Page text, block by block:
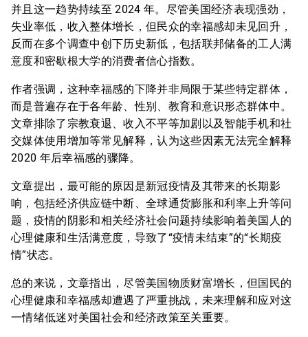
并且这一趋势持续至 2024 年。尽管美国经济表现强劲，
失业率低，收入整体增长，但民众的幸福感却未见回升，
反而在多个调查中创下历史新低，包括联邦储备的工人满
意度和密歇根大学的消费者信心指数。
作者强调，这种幸福感的下降并非局限于某些特定群体，
而是普遍存在于各年龄、性别、教育和意识形态群体中。
文章排除了宗教衰退、收入不平等加剧以及智能手机和社
交媒体使用增加等常见解释，认为这些因素无法完全解释
2020 年后幸福感的骤降。
文章提出，最可能的原因是新冠疫情及其带来的长期影
响，包括经济供应链中断、全球通货膨胀和利率上升等问
题，疫情的阴影和相关经济社会问题持续影响着美国人的
心理健康和生活满意度，导致了“疫情未结束”的“长期疫
情”状态。
总的来说，文章指出，尽管美国物质财富增长，但国民的
心理健康和幸福感却遭遇了严重挑战，未来理解和应对这
一情绪低迷对美国社会和经济政策至关重要。